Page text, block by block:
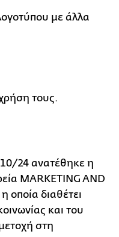
με άλλα
τους.
24 ανατέθηκε η
MARKETING AND
οποία διαθέτει
και του
στη